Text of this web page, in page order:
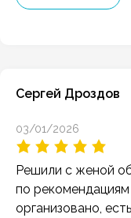
Сергей Дроздов
03/01/2026
Решили с женой
по
организовано,